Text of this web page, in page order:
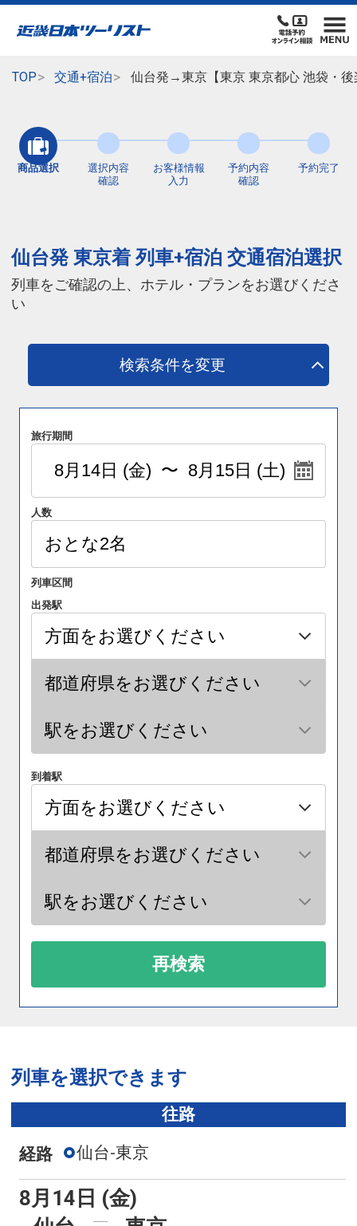
TOP 交通+宿泊 仙台発→東京【東京 東京都心 池袋・
商品選択
選択内容
確認
お客様情報
入力
予約内容
確認
予約完了
仙台発 東京着 列車+宿泊 交通宿泊選択
列車をご確認の上、ホテル・プランをお選びくださ
い
検索条件を変更
旅行期間
人数
列車区間
出発駅
到着駅
再検索
列車を選択できます
往路
経路 仙台-東京
8月14日 (金)